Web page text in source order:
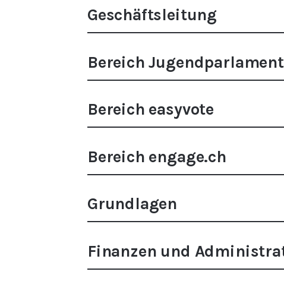
Geschäftsleitung
Bereich
Bereich easyvote
Bereich engage.ch
Grundlagen
Finanzen und